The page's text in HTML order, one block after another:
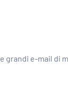
grandi e-mail di